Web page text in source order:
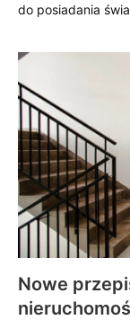
do posiadania
Nowe